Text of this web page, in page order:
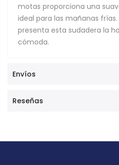
motas proporciona una
ideal para las mañanas
presenta esta sudadera la
cómoda.
Envíos
Reseñas